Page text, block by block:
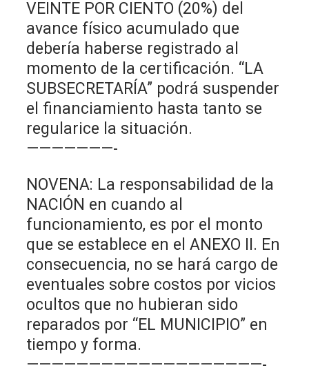
VEINTE POR CIENTO (20%) del
avance físico acumulado que
debería haberse registrado al
momento de la certificación. “LA
SUBSECRETARÍA” podrá suspender
el financiamiento hasta tanto se
regularice la situación.
———————-
NOVENA: La responsabilidad de la
NACIÓN en cuando al
funcionamiento, es por el monto
que se establece en el ANEXO II. En
consecuencia, no se hará cargo de
eventuales sobre costos por vicios
ocultos que no hubieran sido
reparados por “EL MUNICIPIO” en
tiempo y forma.
———————————————————-